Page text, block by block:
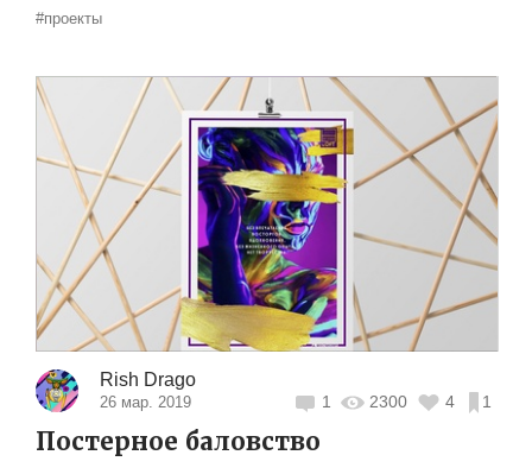
#проекты
Rish Drago
26 мар. 2019 1 2300 4 1
Постерное баловство